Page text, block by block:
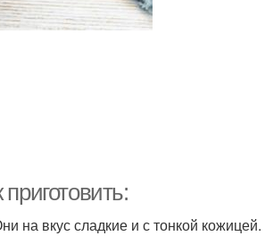
на вкус сладкие и с тонкой кожицей.